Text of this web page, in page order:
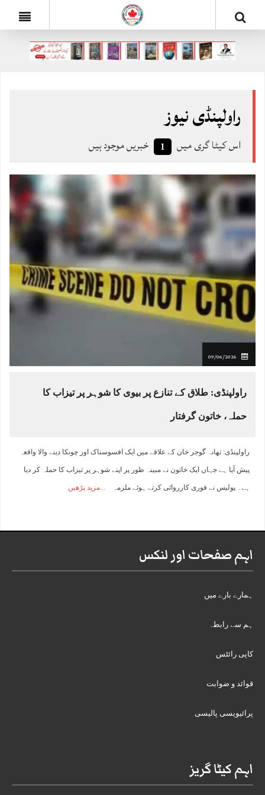
راولپنڈی نیوز
اس کیٹا گری میں 1 خبریں موجود ہیں
09/06/2026
راولپنڈی: طلاق کے تنازع پر بیوی کا شوہر پر تیزاب کا
حملہ، خاتون گرفتار
راولپنڈی: تھانہ گوجر خان کے علاقے میں ایک افسوسناک اور چونکا دینے والا واقعہ
پیش آیا ہے جہاں ایک خاتون نے مبینہ طور پر اپنے شوہر پر تیزاب کا حملہ کر دیا
ہے۔ پولیس نے فوری کارروائی کرتے ہوئے ملزمہ مزید پڑھیں
اہم صفحات اور لنکس
ہمارے بارے میں
ہم سے رابطہ
کاپی رائٹس
قوائد و ضوابت
پرائیویسی پالیسی
اہم کیٹا گریز